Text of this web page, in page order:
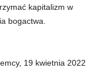
kapitalizm w
bogactwa.
19 kwietnia 2022